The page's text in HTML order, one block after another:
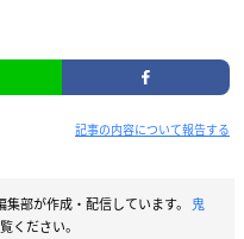
記事の内容について報告する
集部が作成・配信しています。 鬼
ください。